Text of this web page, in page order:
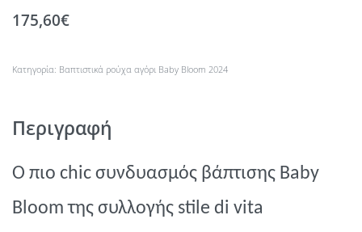
175,60€
Κατηγορία: Βαπτιστικά ρούχα αγόρι Βaby Βloom 2024
Περιγραφή
Ο πιο chic συνδυασμός βάπτισης Baby
Bloom της συλλογής stile di vita